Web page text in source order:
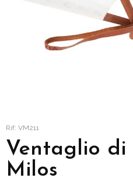
Rif: VM211
Ventaglio
Milos